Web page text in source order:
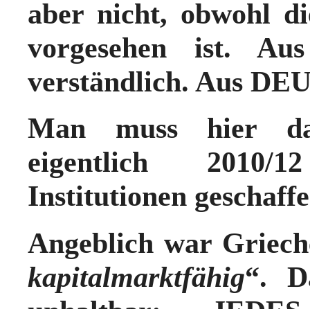
aber nicht, obwohl
vorgesehen ist.
verständlich. Aus
Man muss hier
eigentlich 2010/
Institutionen
Angeblich war
kapitalmarktfähig“.